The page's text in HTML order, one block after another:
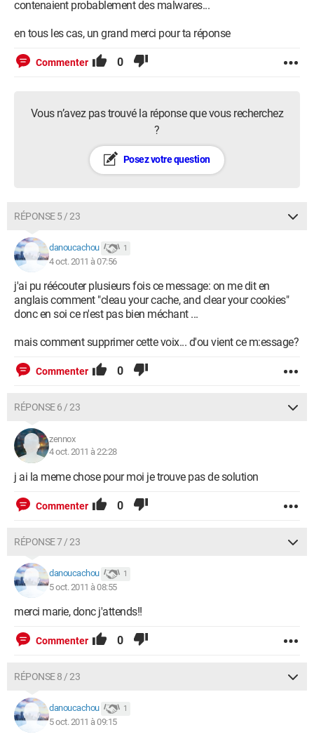
contenaient probablement des malwares...
en tous les cas, un grand merci pour ta réponse
Commenter 0
Vous n’avez pas trouvé la réponse que vous recherchez
?
Posez votre question
RÉPONSE 5 / 23
danoucachou 1
4 oct. 2011 à 07:56
j'ai pu réécouter plusieurs fois ce message: on me dit en
anglais comment "cleau your cache, and clear your cookies"
donc en soi ce n'est pas bien méchant ...
mais comment supprimer cette voix... d'ou vient ce m:essage?
Commenter 0
RÉPONSE 6 / 23
zennox
4 oct. 2011 à 22:28
j ai la meme chose pour moi je trouve pas de solution
Commenter 0
RÉPONSE 7 / 23
danoucachou 1
5 oct. 2011 à 08:55
merci marie, donc j'attends!!
Commenter 0
RÉPONSE 8 / 23
danoucachou 1
5 oct. 2011 à 09:15